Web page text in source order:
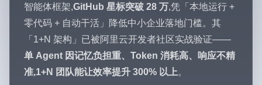
智能体框架,GitHub 星标突破 28 万,凭「本地运行 +
零代码 + 自动干活」降低中小企业落地门槛。其
「1+N 架构」已被阿里云开发者社区实战验证——
单 Agent 因记忆负担重、Token 消耗高、响应不精
准,1+N 团队能让效率提升 300% 以上。